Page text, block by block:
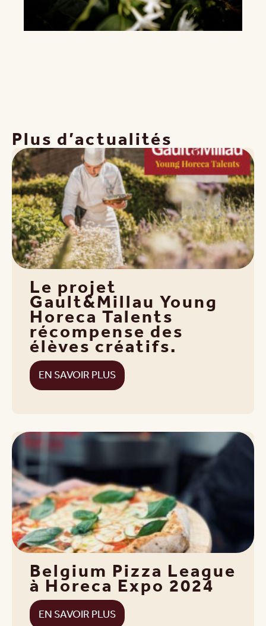
Plus d’actualités
Le projet
Gault&Millau Young
Horeca Talents
récompense des
élèves créatifs.
EN SAVOIR PLUS
Belgium Pizza League
à Horeca Expo 2024
EN SAVOIR PLUS